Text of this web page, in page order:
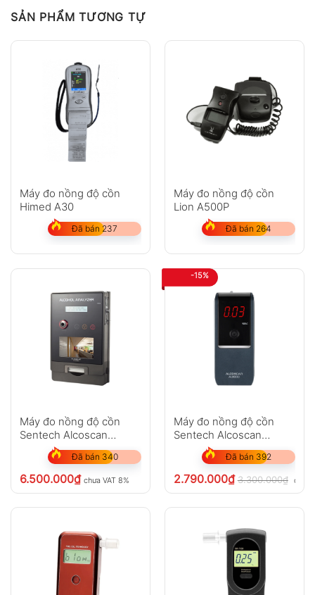
Không có bình luận nào
SẢN PHẨM TƯƠNG TỰ
Máy đo nồng độ cồn
Himed A30
Đã bán 237
Máy đo nồng độ cồn
Lion A500P
Đã bán 264
Máy đo nồng độ cồn
Sentech Alcoscan
AL4000
Đã bán 340
6.500.000₫ chưa VAT 8%
-15%
Máy đo nồng độ cồn
Sentech Alcoscan
AL8000
Đã bán 392
2.790.000₫ 3.300.000₫ chưa